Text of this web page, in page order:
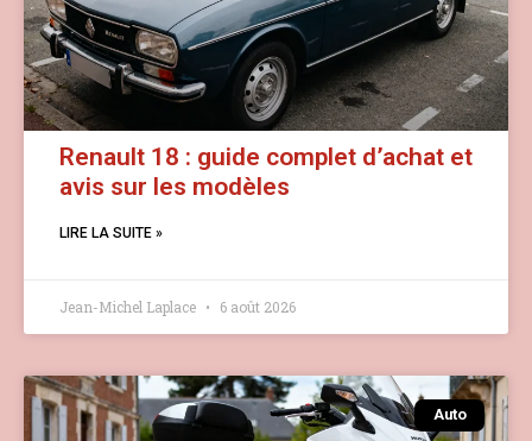
Renault 18 : guide complet d’achat et
avis sur les modèles
LIRE LA SUITE »
Jean-Michel Laplace 6 août 2026
Auto